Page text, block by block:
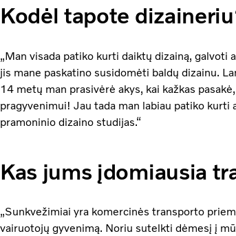
Kodėl tapote dizaineriu
„Man visada patiko kurti daiktų dizainą,
jis mane paskatino susidomėti baldų dizainu.
14 metų man prasivėrė akys, kai kažkas
pragyvenimui! Jau tada man labiau patiko
pramoninio dizaino studijas.“
Kas jums įdomiausia
„Sunkvežimiai yra komercinės transporto
vairuotojų gyvenimą. Noriu sutelkti dėmesį į